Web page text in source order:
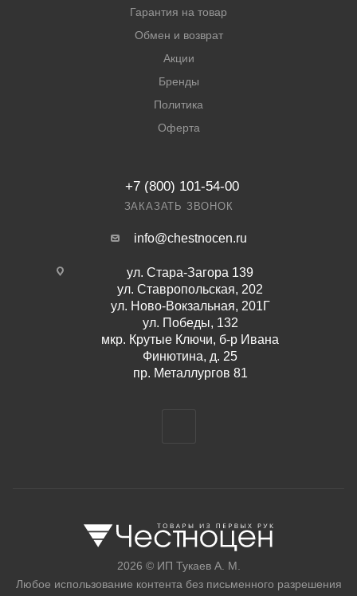
Гарантия на товар
Обмен и возврат
Акции
Бренды
Политика
Оферта
+7 (800) 101-54-00
ЗАКАЗАТЬ ЗВОНОК
info@chestnocen.ru
ул. Стара-Загора 139
ул. Ставропольская, 202
ул. Ново-Вокзальная, 201Г
ул. Победы, 132
мкр. Крутые Ключи, б-р Ивана
Финютина, д. 25
пр. Металлургов 81
2026 © ИП Тукаев А. М.
Любое использование контента без письменного разрешения